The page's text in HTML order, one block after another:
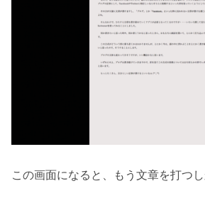
この画面になると、もう文章を打つし